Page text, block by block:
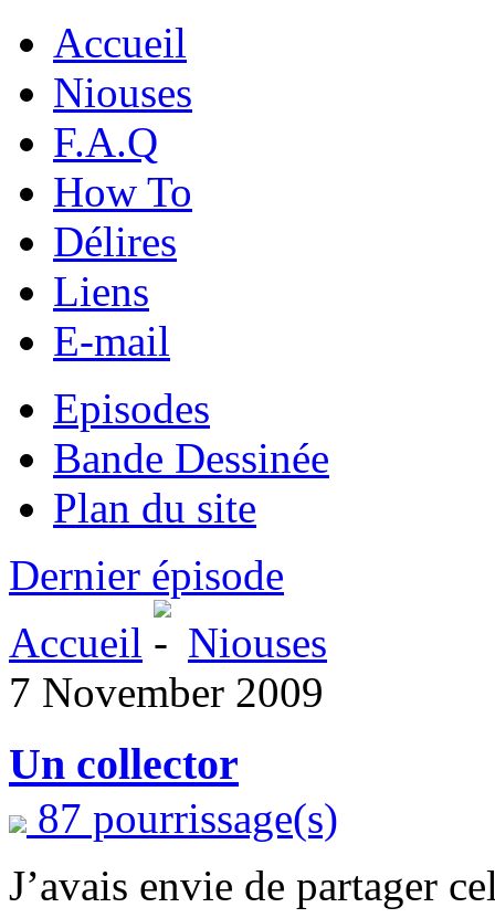
Accueil
Niouses
F.A.Q
How To
Délires
Liens
E-mail
Episodes
Bande Dessinée
Plan du site
Dernier épisode
Accueil
Niouses
7 November 2009
Un collector
87 pourrissage(s)
J’avais envie de partager